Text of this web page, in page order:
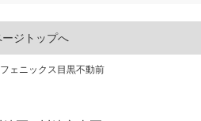
ージトップへ
フェニックス目黒不動前